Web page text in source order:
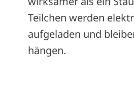
Teilchen werden
aufgeladen und
hängen.